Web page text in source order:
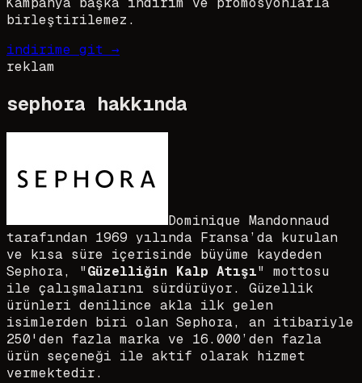
birleştirilemez.
indirime git →
reklam
sephora hakkında
Dominique Mandonnaud
tarafından 1969 yılında Fransa’da kurulan
ve kısa süre içerisinde büyüme kaydeden
Sephora, "Güzelliğin Kalp Atışı" mottosu
ile çalışmalarını sürdürüyor. Güzellik
ürünleri denilince akla ilk gelen
isimlerden biri olan Sephora, an itibariyle
250'den fazla marka ve 16.000’den fazla
ürün seçeneği ile aktif olarak hizmet
vermektedir.